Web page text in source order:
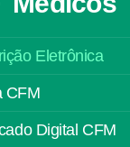
Eletrônica
CFM
Digital CFM